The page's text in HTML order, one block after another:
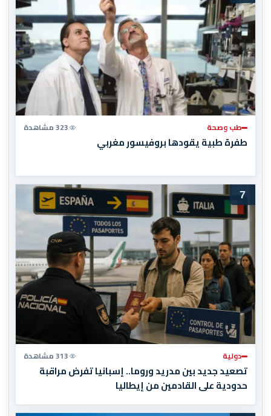
طب وصحة 323 مشاهدة
طفرة طبية يقودها بروفيسور مغربي
7
دولية 313 مشاهدة
تصعيد جديد بين مدريد وروما.. إسبانيا تفرض مراقبة
حدودية على القادمين من إيطاليا